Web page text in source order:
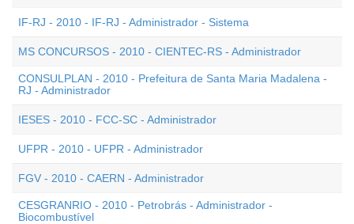
IF-RJ - 2010 - IF-RJ - Administrador - Sistema
MS CONCURSOS - 2010 - CIENTEC-RS - Administrador
CONSULPLAN - 2010 - Prefeitura de Santa Maria Madalena -
RJ - Administrador
IESES - 2010 - FCC-SC - Administrador
UFPR - 2010 - UFPR - Administrador
FGV - 2010 - CAERN - Administrador
CESGRANRIO - 2010 - Petrobrás - Administrador -
Biocombustível